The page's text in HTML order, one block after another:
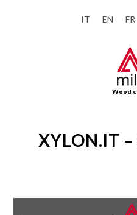
IT EN FR
Wood
XYLON.IT